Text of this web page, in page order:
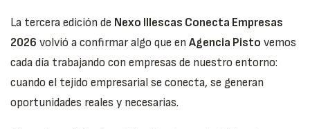
La tercera edición de Nexo Illescas Conecta Empresas
2026 volvió a confirmar algo que en Agencia Pisto vemos
cada día trabajando con empresas de nuestro entorno:
cuando el tejido empresarial se conecta, se generan
oportunidades reales y necesarias.